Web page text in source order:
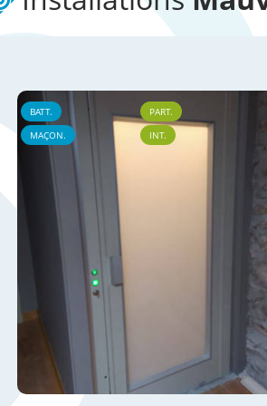
BATT.
MAÇON.
PART.
INT.